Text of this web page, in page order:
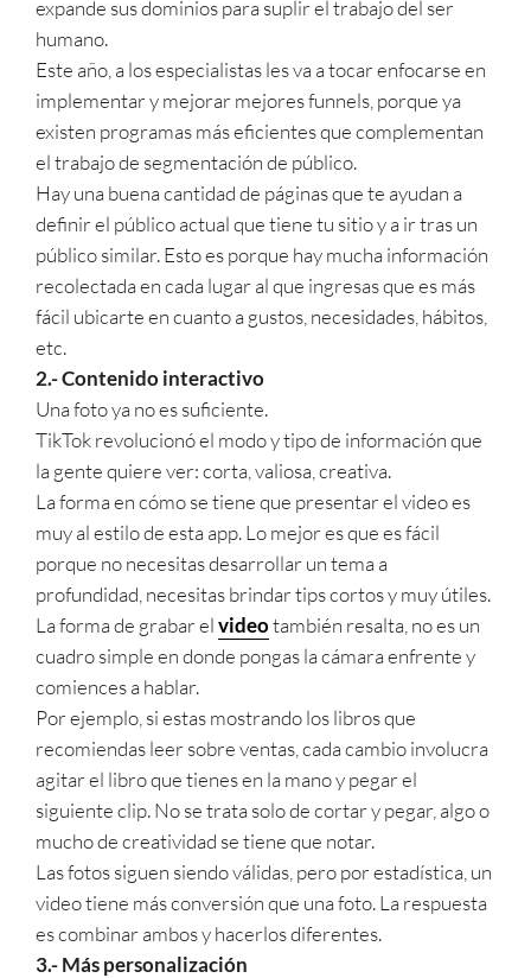
expande sus dominios para suplir el trabajo del ser
humano.
Este año, a los especialistas les va a tocar enfocarse en
implementar y mejorar mejores funnels, porque ya
existen programas más eficientes que complementan
el trabajo de segmentación de público.
Hay una buena cantidad de páginas que te ayudan a
definir el público actual que tiene tu sitio y a ir tras un
público similar. Esto es porque hay mucha información
recolectada en cada lugar al que ingresas que es más
fácil ubicarte en cuanto a gustos, necesidades, hábitos,
etc.
2.- Contenido interactivo
Una foto ya no es suficiente.
TikTok revolucionó el modo y tipo de información que
la gente quiere ver: corta, valiosa, creativa.
La forma en cómo se tiene que presentar el video es
muy al estilo de esta app. Lo mejor es que es fácil
porque no necesitas desarrollar un tema a
profundidad, necesitas brindar tips cortos y muy útiles.
La forma de grabar elvideotambién resalta, no es un
cuadro simple en donde pongas la cámara enfrente y
comiences a hablar.
Por ejemplo, si estas mostrando los libros que
recomiendas leer sobre ventas, cada cambio involucra
agitar el libro que tienes en la mano y pegar el
siguiente clip. No se trata solo de cortar y pegar, algo o
mucho de creatividad se tiene que notar.
Las fotos siguen siendo válidas, pero por estadística, un
video tiene más conversión que una foto. La respuesta
es combinar ambos y hacerlos diferentes.
3.- Más personalización